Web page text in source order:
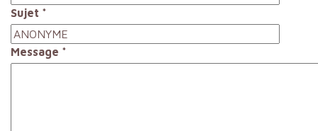
Sujet *
Message *